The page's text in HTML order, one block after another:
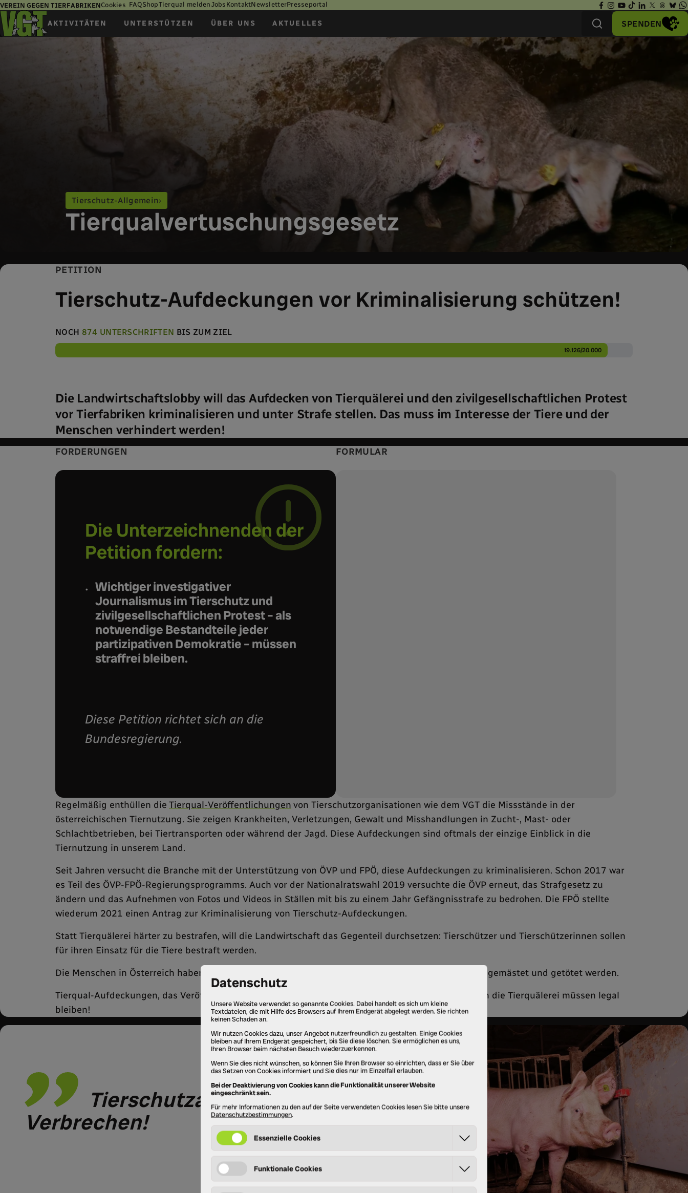
VEREIN GEGEN TIERFABRIKENCookies FAQShopTierqual melden Jobs KontaktNewsletterPresseportal
AKTIVITÄTEN UNTERSTÜTZEN ÜBER UNS AKTUELLES SPENDEN
Tierschutz-Allgemein
Tierqualvertuschungsgesetz
PETITION
Tierschutz-Aufdeckungen vor Kriminalisierung schützen!
NOCH 874 UNTERSCHRIFTEN BIS ZUM ZIEL
19.126/20.000
Die Landwirtschaftslobby will das Aufdecken von Tierquälerei und den zivilgesellschaftlichen Protest
vor Tierfabriken kriminalisieren und unter Strafe stellen. Das muss im Interesse der Tiere und der
Menschen verhindert werden!
FORDERUNGEN
Die Unterzeichnenden der
Petition fordern:
Wichtiger investigativer
Journalismus im Tierschutzund
zivilgesellschaftlichen Protest – als
notwendige Bestandteile jeder
partizipativen Demokratie –müssen
straffrei bleiben.
Diese Petition richtet sich an die
Bundesregierung.
FORMULAR
Regelmäßig enthüllen die Tierqual-Veröffentlichungen von Tierschutzorganisationen wie dem VGT die Missstände in der
österreichischen Tiernutzung. Sie zeigen Krankheiten, Verletzungen, Gewalt und Misshandlungen in Zucht-, Mast- oder
Schlachtbetrieben, bei Tiertransporten oder während der Jagd. Diese Aufdeckungen sind oftmals der einzige Einblick in die
Tiernutzung in unserem Land.
Seit Jahren versucht die Branche mit der Unterstützung von ÖVP und FPÖ, diese Aufdeckungen zu kriminalisieren. Schon 2017 war
es Teil des ÖVP-FPÖ-Regierungsprogramms. Auch vor der Nationalratswahl 2019 versuchte die ÖVP erneut, das Strafgesetz zu
ändern und das Aufnehmen von Fotos und Videos in Ställen mit bis zu einem Jahr Gefängnisstrafe zu bedrohen. Die FPÖ stellte
wiederum 2021 einen Antrag zur Kriminalisierung von Tierschutz-Aufdeckungen.
Statt Tierquälerei härter zu bestrafen, will die Landwirtschaft das Gegenteil durchsetzen: Tierschützer und Tierschützerinnen sollen
für ihren Einsatz für die Tiere bestraft werden.
Die Menschen in Österreich haben ein Recht darauf, zu wissen, wie die Tiere in Österreich gehalten, gemästet und getötet werden.
Tierqual-Aufdeckungen, das Veröffentlichen von den skandalösen Zuständen und der Protest gegen die Tierquälerei müssen legal
bleiben!
Tierschutzarbeit ist kein
Verbrechen!